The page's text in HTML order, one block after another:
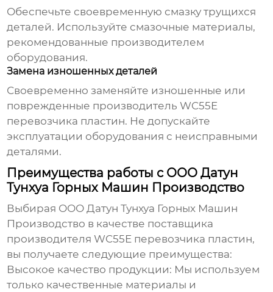
Обеспечьте своевременную смазку трущихся
деталей. Используйте смазочные материалы,
рекомендованные производителем
оборудования.
Замена изношенных деталей
Своевременно заменяйте изношенные или
поврежденные производитель WC55E
перевозчика пластин. Не допускайте
эксплуатации оборудования с неисправными
деталями.
Преимущества работы с ООО Датун
Тунхуа Горных Машин Производство
Выбирая ООО Датун Тунхуа Горных Машин
Производство в качестве поставщика
производителя WC55E перевозчика пластин,
вы получаете следующие преимущества:
Высокое качество продукции: Мы используем
только качественные материалы и